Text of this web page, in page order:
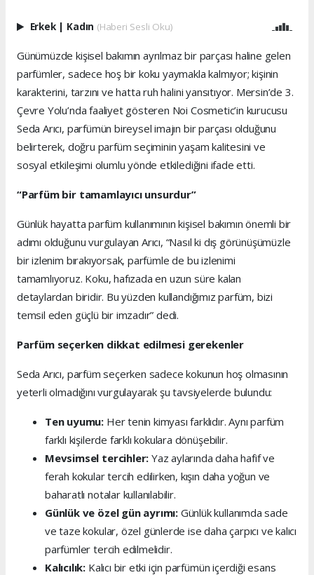
Erkek | Kadın (Haberi Sesli Oku)
Günümüzde kişisel bakımın ayrılmaz bir parçası haline gelen
parfümler, sadece hoş bir koku yaymakla kalmıyor; kişinin
karakterini, tarzını ve hatta ruh halini yansıtıyor. Mersin’de 3.
Çevre Yolu’nda faaliyet gösteren Noi Cosmetic’in kurucusu
Seda Arıcı, parfümün bireysel imajın bir parçası olduğunu
belirterek, doğru parfüm seçiminin yaşam kalitesini ve
sosyal etkileşimi olumlu yönde etkilediğini ifade etti.
“Parfüm bir tamamlayıcı unsurdur”
Günlük hayatta parfüm kullanımının kişisel bakımın önemli bir
adımı olduğunu vurgulayan Arıcı, “Nasıl ki dış görünüşümüzle
bir izlenim bırakıyorsak, parfümle de bu izlenimi
tamamlıyoruz. Koku, hafızada en uzun süre kalan
detaylardan biridir. Bu yüzden kullandığımız parfüm, bizi
temsil eden güçlü bir imzadır” dedi.
Parfüm seçerken dikkat edilmesi gerekenler
Seda Arıcı, parfüm seçerken sadece kokunun hoş olmasının
yeterli olmadığını vurgulayarak şu tavsiyelerde bulundu:
Ten uyumu: Her tenin kimyası farklıdır. Aynı parfüm
farklı kişilerde farklı kokulara dönüşebilir.
Mevsimsel tercihler: Yaz aylarında daha hafif ve
ferah kokular tercih edilirken, kışın daha yoğun ve
baharatlı notalar kullanılabilir.
Günlük ve özel gün ayrımı: Günlük kullanımda sade
ve taze kokular, özel günlerde ise daha çarpıcı ve kalıcı
parfümler tercih edilmelidir.
Kalıcılık: Kalıcı bir etki için parfümün içerdiği esans